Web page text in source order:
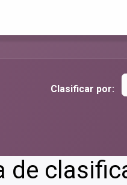
Clasificar por:
de